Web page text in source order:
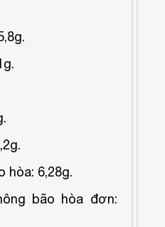
hòa: 6,28g.
bão hòa đơn: